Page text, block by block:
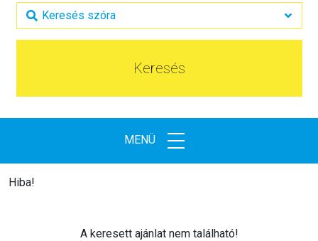
Keresés
MENÜ
Hiba!
A keresett ajánlat nem található!